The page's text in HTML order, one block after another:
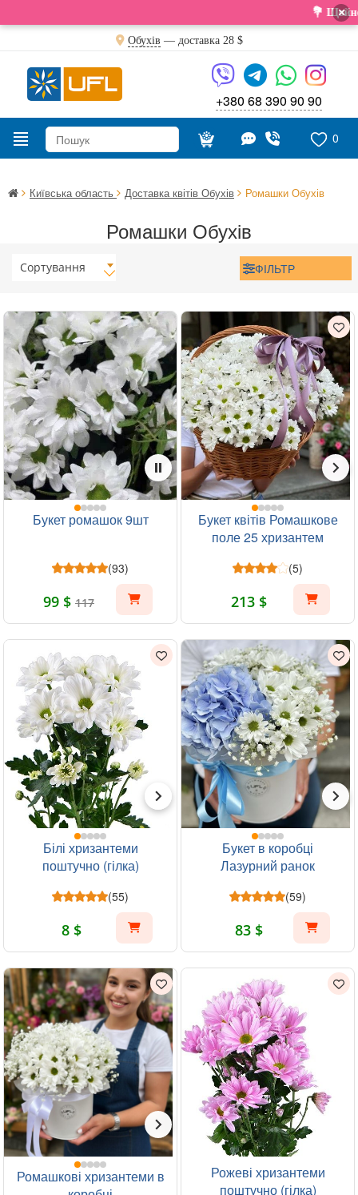
💐 Щойно×
Обухів — доставка 28 $
+380 68 390 90 90
0
Київська область Доставка квітів Обухів Ромашки Обухів
Ромашки Обухів
Сортування ФІЛЬТР
Букет ромашок 9шт
(93)
99 $ 117
Букет квітів Ромашкове
поле 25 хризантем
(5)
213 $
Білі хризантеми
поштучно (гілка)
(55)
8 $
Букет в коробці
Лазурний ранок
(59)
83 $
Ромашкові хризантеми в
Рожеві хризантеми
поштучно (гілка)